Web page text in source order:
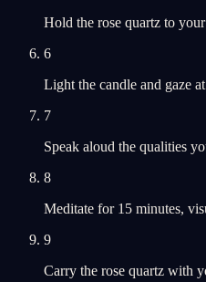
Hold the rose quartz to
6
Light the candle and gaze
7
Speak aloud the qualities
8
Meditate for 15 minutes,
9
Carry the rose quartz with